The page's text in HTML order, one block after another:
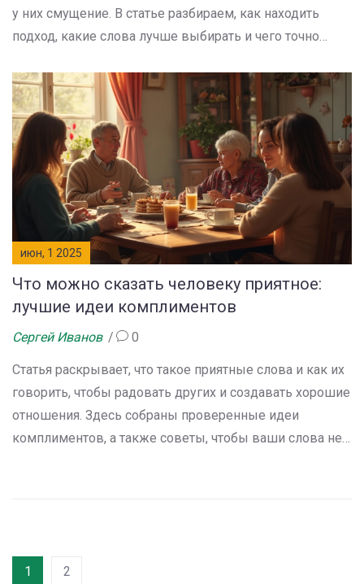
у них смущение. В статье разбираем, как находить
подход, какие слова лучше выбирать и чего точно
уважение и признание без пафоса. Приведём рабочие
примеры, которые не поставят собеседника в
неловкое положение. Всё — на простом и понятном
языке, чтобы пригодилось в жизни.
июн, 1 2025
Что можно сказать человеку приятное:
лучшие идеи комплиментов
Сергей Иванов 0
Статья раскрывает, что такое приятные слова и как их
говорить, чтобы радовать других и создавать хорошие
отношения. Здесь собраны проверенные идеи
комплиментов, а также советы, чтобы ваши слова не
просто, понятно и с примерами из жизни.
1 2